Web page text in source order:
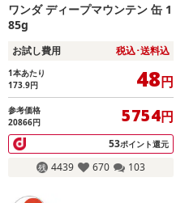
ワンダ ディープマウンテン 缶 1
85g
お試し費用 税込･送料込
1本あたり
173.9円 48円
参考価格
20866円
5754円
53ポイント還元
4439 670 103